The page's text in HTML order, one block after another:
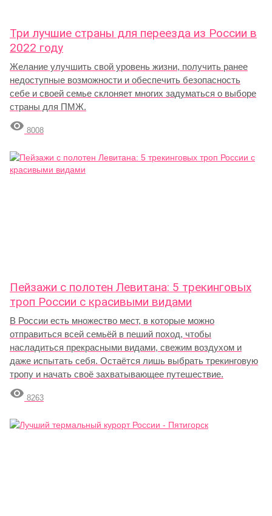
Три лучшие страны для переезда из России в
2022 году
Желание улучшить свой уровень жизни, получить ранее
недоступные возможности и обеспечить безопасность
себе и своей семье склоняет многих задуматься о выборе
страны для ПМЖ.
 8008
Пейзажи с полотен Левитана: 5 трекинговых
троп России с красивыми видами
В России есть множество мест, в которые можно
отправиться всей семьёй в пеший поход, чтобы
насладиться прекрасными видами, свежим воздухом и
даже испытать себя. Остаётся лишь выбрать трекинговую
тропу и начать своё захватывающее путешествие.
 8263